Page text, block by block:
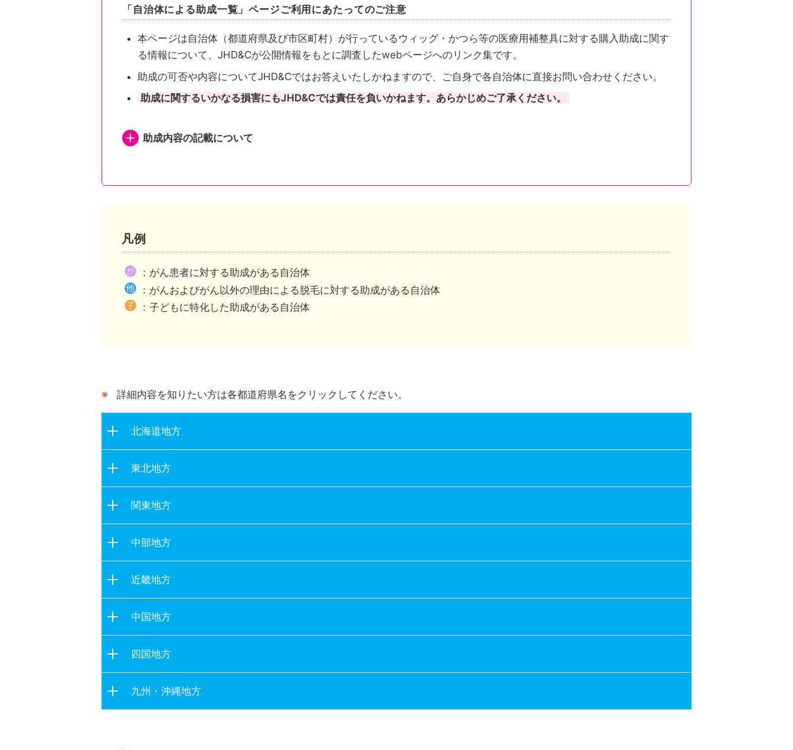
「自治体による助成一覧」ページご利用にあたってのご注意
本ページは自治体（都道府県及び市区町村）が行っているウィッグ・かつら等の医療用補整具に対する購入助成に関す
る情報について、JHD&Cが公開情報をもとに調査したwebページへのリンク集です。
助成の可否や内容についてJHD&Cではお答えいたしかねますので、ご自身で各自治体に直接お問い合わせください。
助成に関するいかなる損害にもJHD&Cでは責任を負いかねます。あらかじめご了承ください。
助成内容の記載について
都道府県が行う助成との併用可、不可は市区町村によって異なります。
凡例
：がん患者に対する助成がある自治体
：がんおよびがん以外の理由による脱毛に対する助成がある自治体
：子どもに特化した助成がある自治体
詳細内容を知りたい方は各都道府県名をクリックしてください。
北海道地方
北海道
東北地方
青森県
宮城県
秋田県
山形県
福島県
関東地方
茨城県
群馬県
埼玉県
千葉県
東京都
神奈川県
中部地方
新潟県
石川県
福井県
山梨県
長野県
岐阜県
近畿地方
滋賀県
大阪府
兵庫県
奈良県
和歌山県
中国地方
鳥取県
岡山県
広島県
四国地方
九州・沖縄地方